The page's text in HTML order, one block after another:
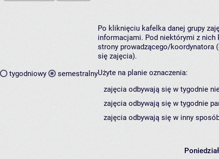
tygodniowy semestralny
Po kliknięciu kafelka danej grupy
informacjami. Pod niektórymi z nich
strony prowadzącego/koordynatora
się zajęcia).
Użyte na planie oznaczenia:
zajęcia odbywają się w tygodnie
zajęcia odbywają się w tygodnie
zajęcia odbywają się w inny